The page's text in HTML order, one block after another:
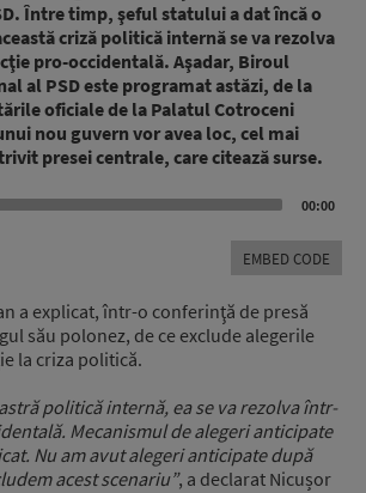
Între timp, şeful statului a dat încă o
criză politică internă se va rezolva
pro-occidentală. Aşadar, Biroul
al PSD este programat astăzi, de la
oficiale de la Palatul Cotroceni
nou guvern vor avea loc, cel mai
presei centrale, care citează surse.
00:00
EMBED CODE
a explicat, într-o conferinţă de presă
său polonez, de ce exclude alegerile
la criza politică.
politică internă, ea se va rezolva într-
Mecanismul de alegeri anticipate
Nu am avut alegeri anticipate după
acest scenariu”, a declarat Nicușor